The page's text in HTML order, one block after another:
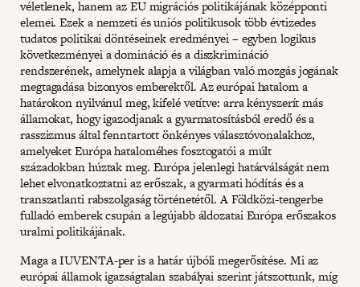
véletlenek, hanem az EU migrációs politikájának középponti
elemei. Ezek a nemzeti és uniós politikusok több évtizedes
tudatos politikai döntéseinek eredményei – egyben logikus
következményei a domináció és a diszkrimináció
rendszerének, amelynek alapja a világban való mozgás jogának
megtagadása bizonyos emberektől. Az európai hatalom a
határokon nyilvánul meg, kifelé vetítve: arra kényszerít más
államokat, hogy igazodjanak a gyarmatosításból eredő és a
rasszizmus által fenntartott önkényes választóvonalakhoz,
amelyeket Európa hataloméhes fosztogatói a múlt
századokban húztak meg. Európa jelenlegi határválságát nem
lehet elvonatkoztatni az erőszak, a gyarmati hódítás és a
transzatlanti rabszolgaság történetétől. A Földközi-tengerbe
fulladó emberek csupán a legújabb áldozatai Európa erőszakos
uralmi politikájának.
Maga a IUVENTA-per is a határ újbóli megerősítése. Mi az
európai államok igazságtalan szabályai szerint játszottunk, míg